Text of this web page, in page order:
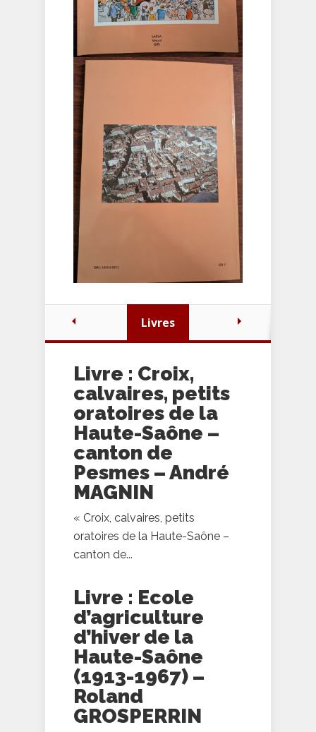
Livres
Livre : Croix,
calvaires, petits
oratoires de la
Haute-Saône –
canton de
Pesmes – André
MAGNIN
« Croix, calvaires, petits
oratoires de la Haute-Saône –
canton de...
Livre : Ecole
d’agriculture
d’hiver de la
Haute-Saône
(1913-1967) –
Roland
GROSPERRIN